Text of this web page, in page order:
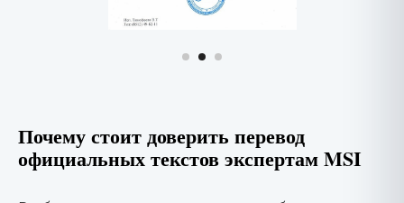
Почему стоит доверить перевод
официальных текстов экспертам MSI